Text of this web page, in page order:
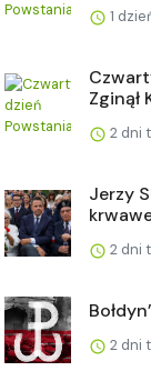
1
Zginął
2 dni
Jerzy
2 dni
2 dni